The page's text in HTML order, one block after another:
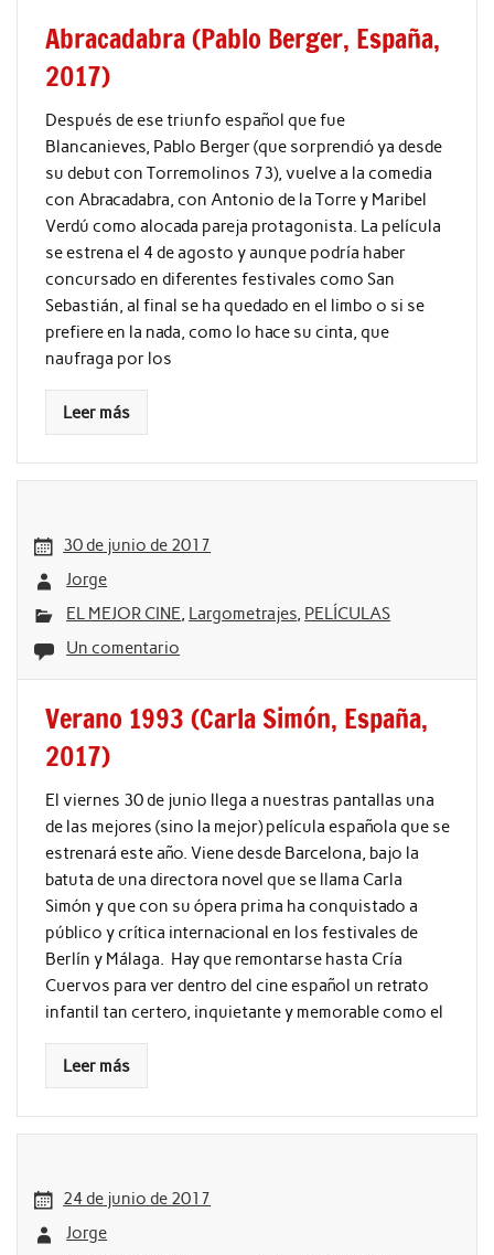
Abracadabra (Pablo Berger, España,
2017)
Después de ese triunfo español que fue
Blancanieves, Pablo Berger (que sorprendió ya desde
su debut con Torremolinos 73), vuelve a la comedia
con Abracadabra, con Antonio de la Torre y Maribel
Verdú como alocada pareja protagonista. La película
se estrena el 4 de agosto y aunque podría haber
concursado en diferentes festivales como San
Sebastián, al final se ha quedado en el limbo o si se
prefiere en la nada, como lo hace su cinta, que
naufraga por los
Leer más
30 de junio de 2017
Jorge
EL MEJOR CINE, Largometrajes, PELÍCULAS
Un comentario
Verano 1993 (Carla Simón, España,
2017)
El viernes 30 de junio llega a nuestras pantallas una
de las mejores (sino la mejor) película española que se
estrenará este año. Viene desde Barcelona, bajo la
batuta de una directora novel que se llama Carla
Simón y que con su ópera prima ha conquistado a
público y crítica internacional en los festivales de
Berlín y Málaga. Hay que remontarse hasta Cría
Cuervos para ver dentro del cine español un retrato
infantil tan certero, inquietante y memorable como el
Leer más
24 de junio de 2017
Jorge